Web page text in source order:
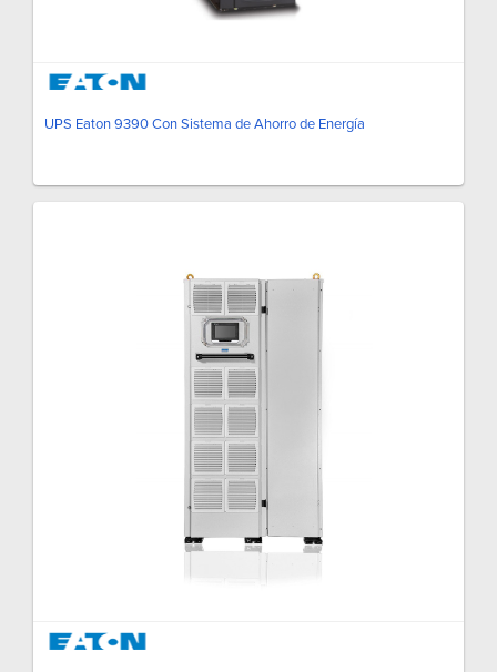
UPS Eaton 9390 Con Sistema de Ahorro de Energía